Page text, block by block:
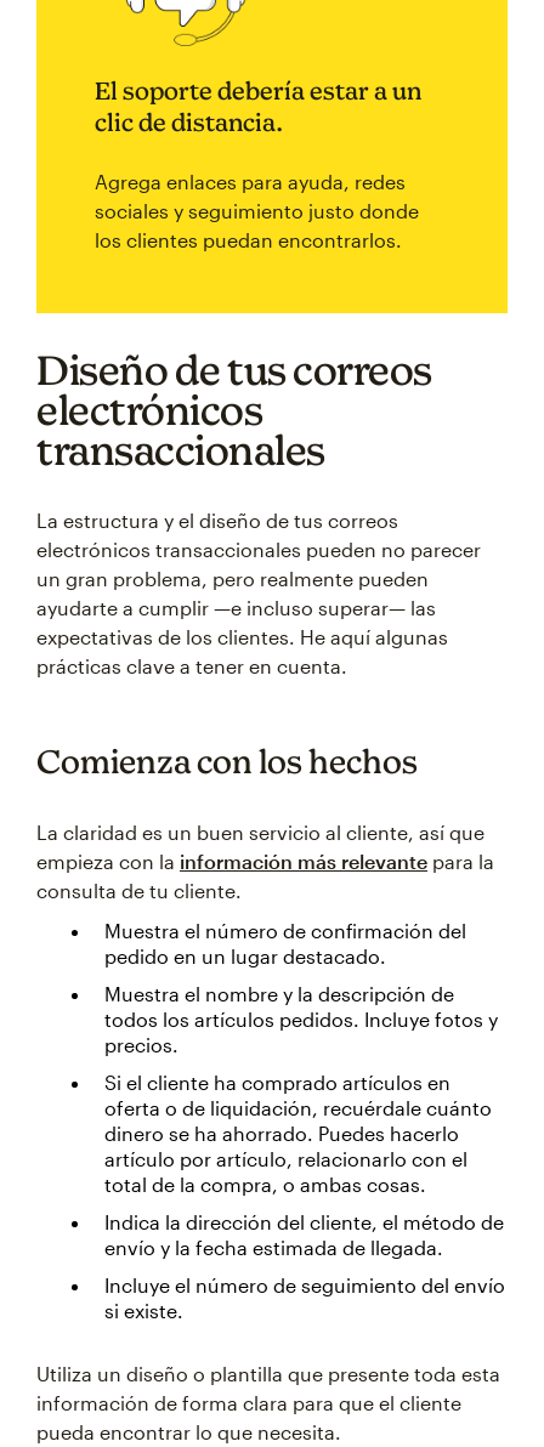
El soporte debería estar a un
clic de distancia.
Agrega enlaces para ayuda, redes
sociales y seguimiento justo donde
los clientes puedan encontrarlos.
Diseño de tus correos
electrónicos
transaccionales
La estructura y el diseño de tus correos
electrónicos transaccionales pueden no parecer
un gran problema, pero realmente pueden
ayudarte a cumplir —e incluso superar— las
expectativas de los clientes. He aquí algunas
prácticas clave a tener en cuenta.
Comienza con los hechos
La claridad es un buen servicio al cliente, así que
empieza con la información más relevante para la
consulta de tu cliente.
Muestra el número de confirmación del
pedido en un lugar destacado.
Muestra el nombre y la descripción de
todos los artículos pedidos. Incluye fotos y
precios.
Si el cliente ha comprado artículos en
oferta o de liquidación, recuérdale cuánto
dinero se ha ahorrado. Puedes hacerlo
artículo por artículo, relacionarlo con el
total de la compra, o ambas cosas.
Indica la dirección del cliente, el método de
envío y la fecha estimada de llegada.
Incluye el número de seguimiento del envío
si existe.
Utiliza un diseño o plantilla que presente toda esta
información de forma clara para que el cliente
pueda encontrar lo que necesita.